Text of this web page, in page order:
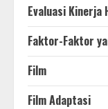
Evaluasi Kinerja
Faktor-Faktor
Film
Film Adaptasi